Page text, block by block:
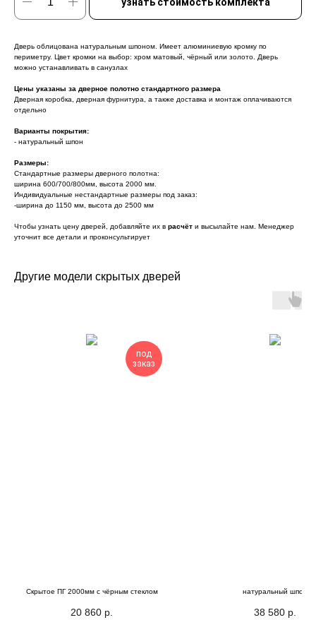
Дверь облицована натуральным шпоном. Имеет алюминиевую кромку по
периметру. Цвет кромки на выбор: хром матовый, чёрный или золото. Дверь
можно устанавливать в санузлах
Цены указаны за дверное полотно стандартного размера
Дверная коробка, дверная фурнитура, а также доставка и монтаж оплачиваются
отдельно
Варианты покрытия:
- натуральный шпон
Размеры:
Стандартные размеры дверного полотна:
ширина 600/700/800мм, высота 2000 мм.
Индивидуальные нестандартные размеры под заказ:
-ширина до 1150 мм, высота до 2500 мм
Чтобы узнать цену дверей, добавляйте их в расчёт и высылайте нам. Менеджер
уточнит все детали и проконсультирует
Другие модели скрытых дверей
под
заказ
Скрытое ПГ 2000мм с чёрным стеклом
20 860 р.
натуральный шпон
38 580 р.